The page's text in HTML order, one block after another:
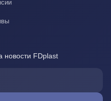
новости FDplast